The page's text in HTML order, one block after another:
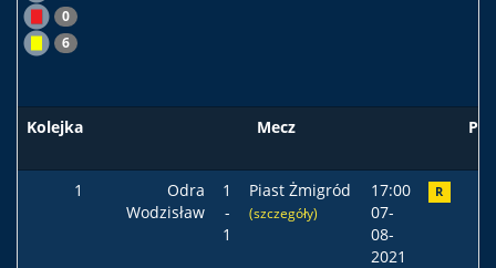
0
6
Kolejka Mecz
1
Odra
Wodzisław
1
-
1
Piast Żmigród
(szczegóły)
17:00
07-
08-
2021
R